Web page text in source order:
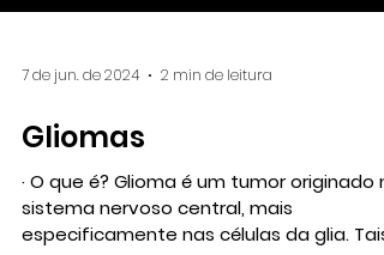
7 de jun. de 2024
Gliomas
· O que é? Glioma é um tumor originado no